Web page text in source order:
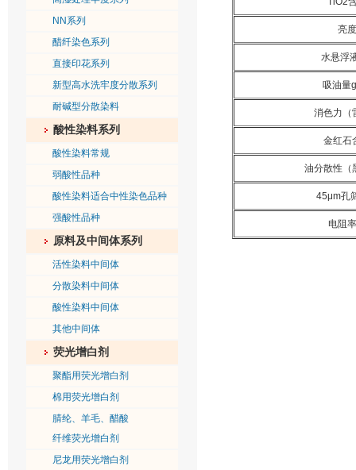
NN系列
醋纤染色系列
直接印花系列
新型高水洗牢度分散系列
耐碱型分散染料
酸性染料系列
酸性染料常规
弱酸性品种
酸性染料适合中性染色品种
强酸性品种
原料及中间体系列
活性染料中间体
分散染料中间体
酸性染料中间体
其他中间体
荧光增白剂
聚酯用荧光增白剂
棉用荧光增白剂
腈纶、羊毛、醋酸
纤维荧光增白剂
尼龙用荧光增白剂
亮
水悬浮
吸油量
消色力（
金红石
油分散性（
45μm孔
电阻